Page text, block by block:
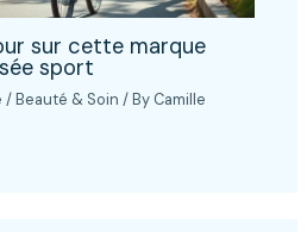
sur cette marque
sport
/Beauté & Soin / By Camille